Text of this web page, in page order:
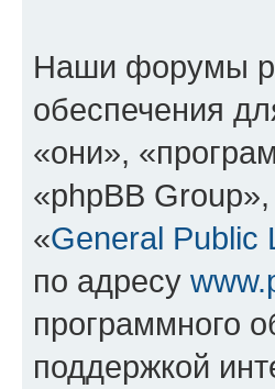
Наши форумы
обеспечения
«они»,
«phpBB
«General Public
по адресу
программного
поддержкой